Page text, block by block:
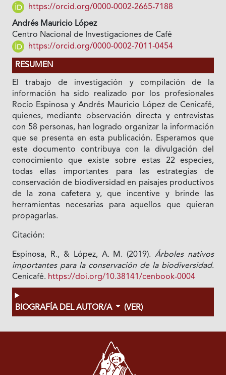
https://orcid.org/0000-0002-2665-7188
Andrés Mauricio López
Centro Nacional de Investigaciones de Café
https://orcid.org/0000-0002-7011-0454
RESUMEN
El trabajo de investigación y compilación de la
información ha sido realizado por los profesionales
Rocío Espinosa y Andrés Mauricio López de Cenicafé,
quienes, mediante observación directa y entrevistas
con 58 personas, han logrado organizar la información
que se presenta en esta publicación. Esperamos que
este documento contribuya con la divulgación del
conocimiento que existe sobre estas 22 especies,
todas ellas importantes para las estrategias de
conservación de biodiversidad en paisajes productivos
de la zona cafetera y, que incentive y brinde las
herramientas necesarias para aquellos que quieran
propagarlas.
Citación:
Espinosa, R., & López, A. M. (2019).Árboles nativos
importantes para la conservación de la biodiversidad.
Cenicafé. https://doi.org/10.38141/cenbook-0004
BIOGRAFÍA DEL AUTOR/A (VER)